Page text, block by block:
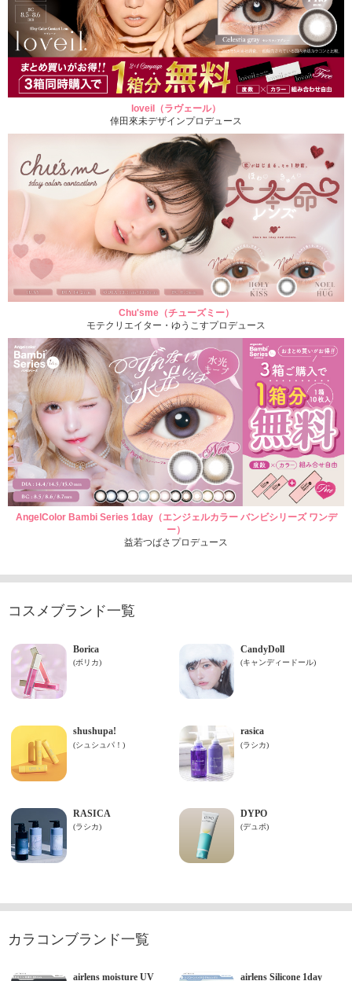
loveil（ラヴェール）
倖田來未デザインプロデュース
Chu'sme（チューズミー）
モテクリエイター・ゆうこすプロデュース
AngelColor Bambi Series 1day（エンジェルカラー バンビシリーズ ワンデ
ー）
益若つばさプロデュース
コスメブランド一覧
カラコンブランド一覧